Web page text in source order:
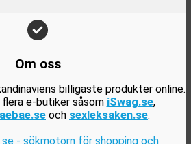
Om oss
billigaste produkter online.
e-butiker såsom iSwag.se,
och sexleksaken.se.
- sökmotorn för shopping och